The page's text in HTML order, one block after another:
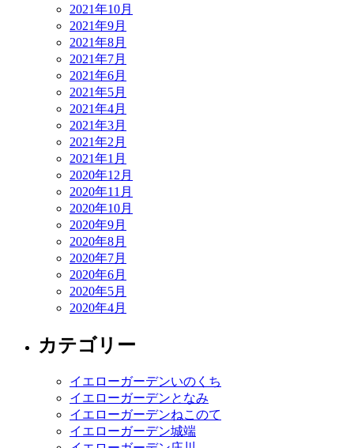
2021年10月
2021年9月
2021年8月
2021年7月
2021年6月
2021年5月
2021年4月
2021年3月
2021年2月
2021年1月
2020年12月
2020年11月
2020年10月
2020年9月
2020年8月
2020年7月
2020年6月
2020年5月
2020年4月
カテゴリー
イエローガーデンいのくち
イエローガーデンとなみ
イエローガーデンねこのて
イエローガーデン城端